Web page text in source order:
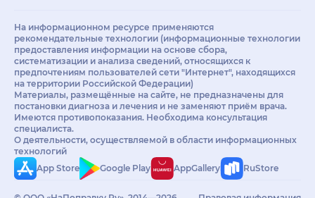
На информационном ресурсе применяются
рекомендательные технологии (информационные технологии
предоставления информации на основе сбора,
систематизации и анализа сведений, относящихся к
предпочтениям пользователей сети "Интернет", находящихся
на территории Российской Федерации)
Материалы, размещённые на сайте, не предназначены для
постановки диагноза и лечения и не заменяют приём врача.
Имеются противопоказания. Необходима консультация
специалиста.
О деятельности, осуществляемой в области информационных
технологий
App Store
Google Play AppGallery RuStore